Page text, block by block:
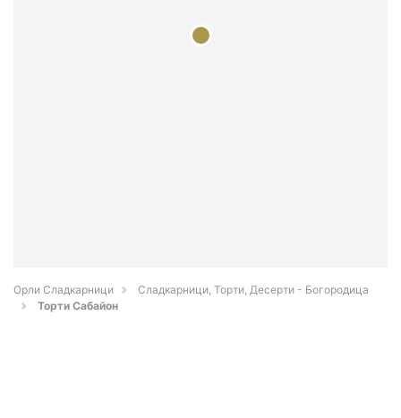
Орли Сладкарници
Сладкарници, Торти, Десерти - Богородица
Торти Сабайон